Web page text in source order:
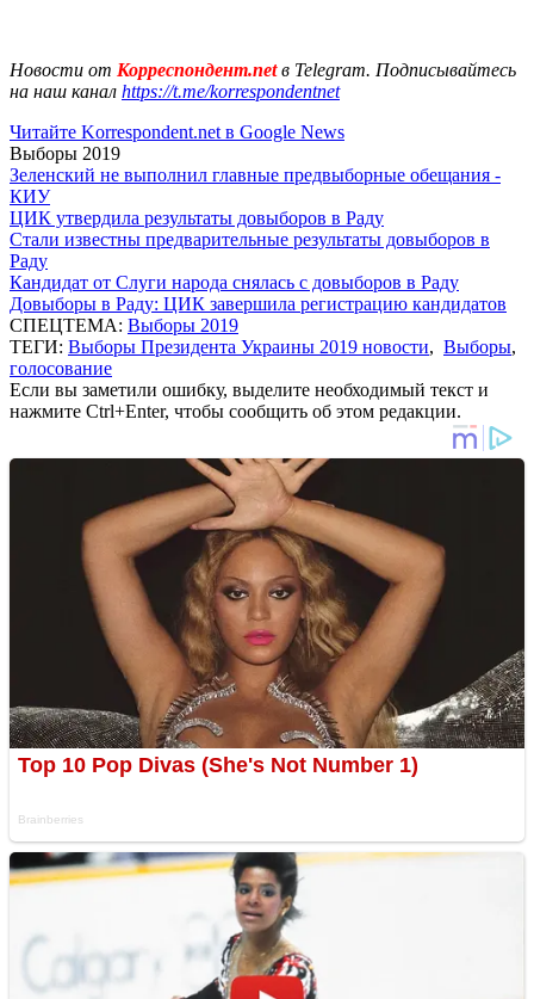
Новости от Корреспондент.netв Telegram. Подписывайтесь
на наш канал https://t.me/korrespondentnet
Читайте Korrespondent.net в Google News
Выборы 2019
Зеленский не выполнил главные предвыборные обещания -
КИУ
ЦИК утвердила результаты довыборов в Раду
Стали известны предварительные результаты довыборов в
Раду
Кандидат от Слуги народа снялась с довыборов в Раду
Довыборы в Раду: ЦИК завершила регистрацию кандидатов
СПЕЦТЕМА: Выборы 2019
ТЕГИ: Выборы Президента Украины 2019 новости, Выборы,
голосование
Если вы заметили ошибку, выделите необходимый текст и
нажмите Ctrl+Enter, чтобы сообщить об этом редакции.